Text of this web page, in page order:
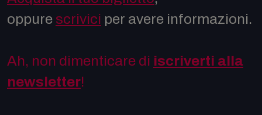
oppure scrivici per avere informazioni.
Ah, non dimenticare di iscriverti alla
newsletter!